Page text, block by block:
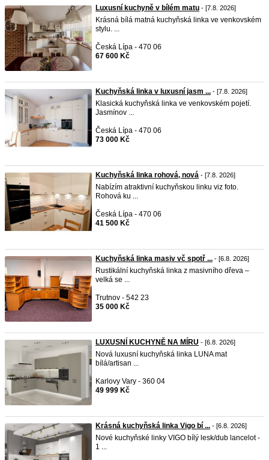
Luxusní kuchyně v bílém matu - [7.8. 2026]
Krásná bílá matná kuchyňská linka ve venkovském
stylu. ...
Česká Lípa - 470 06
67 600 Kč
Kuchyňská linka v luxusní jasm ... - [7.8. 2026]
Klasická kuchyňská linka ve venkovském pojetí.
Jasmínov ...
Česká Lípa - 470 06
73 000 Kč
Kuchyňská linka rohová, nová - [7.8. 2026]
Nabízím atraktivní kuchyňskou linku viz foto.
Rohová ku ...
Česká Lípa - 470 06
41 500 Kč
Kuchyňská linka masiv vč spotř ... - [6.8. 2026]
Rustikální kuchyňská linka z masivního dřeva –
velká se ...
Trutnov - 542 23
35 000 Kč
LUXUSNÍ KUCHYNĚ NA MÍRU - [6.8. 2026]
Nová luxusní kuchyňská linka LUNA mat
bílá/artisan ...
Karlovy Vary - 360 04
49 999 Kč
Krásná kuchyňská linka Vigo bí ... - [6.8. 2026]
Nové kuchyňské linky VIGO bílý lesk/dub lancelot -
1 ...